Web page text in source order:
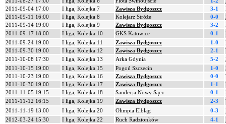
2011-09-04 17:00
I liga, Kolejka 7 Zawisza Bydgoszcz 3-1
2011-09-11 16:00
I liga, Kolejka 8 Kolejarz Stróże 0-0
2011-09-14 19:00
I liga, Kolejka 9 Zawisza Bydgoszcz 3-2
2011-09-17 18:00
I liga, Kolejka 10 GKS Katowice 0-1
2011-09-24 19:00
I liga, Kolejka 11 Zawisza Bydgoszcz 1-0
2011-09-30 19:00
I liga, Kolejka 12 Zawisza Bydgoszcz 2-1
2011-10-08 17:30
I liga, Kolejka 13 Arka Gdynia 5-2
2011-10-15 19:00
I liga, Kolejka 15 Pogoń Szczecin 1-0
2011-10-23 19:00
I liga, Kolejka 16 Zawisza Bydgoszcz 0-0
2011-10-30 19:00
I liga, Kolejka 17 Zawisza Bydgoszcz 1-1
2011-11-05 19:15
I liga, Kolejka 18 Sandecja Nowy Sącz 0-1
2011-11-12 16:15
I liga, Kolejka 19 Zawisza Bydgoszcz 2-3
2011-11-19 13:00
I liga, Kolejka 20 Olimpia Elbląg 0-3
2012-03-24 15:30
I liga, Kolejka 22 Ruch Radzionków 4-1